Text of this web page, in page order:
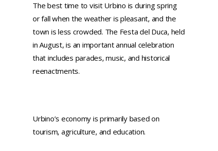
The best time to visit Urbino is during spring
or fall when the weather is pleasant, and the
town is less crowded. The Festa del Duca, held
in August, is an important annual celebration
that includes parades, music, and historical
reenactments.
Urbino’s economy is primarily based on
tourism, agriculture, and education.